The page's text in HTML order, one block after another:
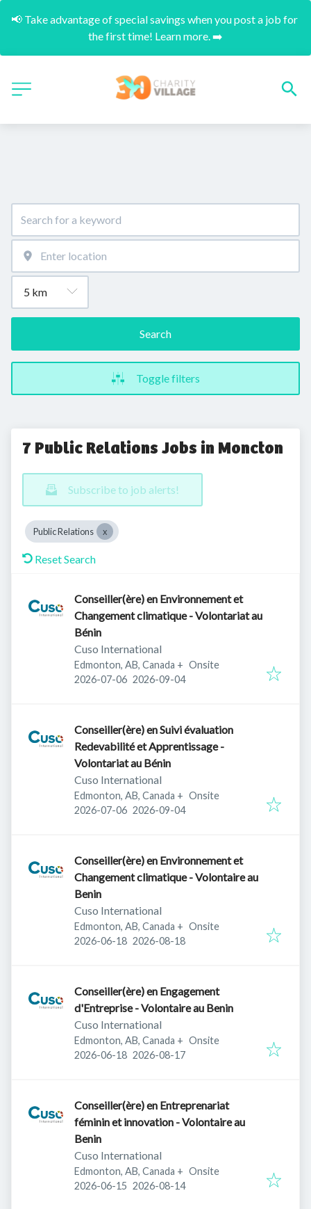
📢 Take advantage of special savings when you post a job for
the first time! Learn more. ➡️
Search
Toggle filters
7 Public Relations Jobs in Moncton
Subscribe to job alerts!
Public Relations
Reset Search
Conseiller(ère) en Environnement et
Changement climatique - Volontariat au
Bénin
Cuso International
Edmonton, AB, Canada + Onsite
Published:
2026-07-06 Expires:
2026-09-04
Conseiller(ère) en Suivi évaluation
Redevabilité et Apprentissage -
Volontariat au Bénin
Cuso International
Edmonton, AB, Canada + Onsite
Published:
2026-07-06 Expires:
2026-09-04
Conseiller(ère) en Environnement et
Changement climatique - Volontaire au
Benin
Cuso International
Edmonton, AB, Canada + Onsite
Published:
2026-06-18 Expires:
2026-08-18
Conseiller(ère) en Engagement
d'Entreprise - Volontaire au Benin
Cuso International
Edmonton, AB, Canada + Onsite
Published:
2026-06-18 Expires:
2026-08-17
Conseiller(ère) en Entreprenariat
féminin et innovation - Volontaire au
Benin
Cuso International
Edmonton, AB, Canada + Onsite
Published:
2026-06-15 Expires:
2026-08-14